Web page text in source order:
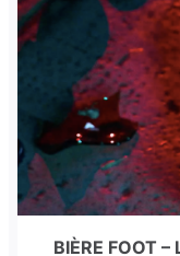
BIÈRE FOOT